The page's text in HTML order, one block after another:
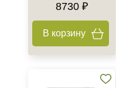
8730 ₽
В корзину